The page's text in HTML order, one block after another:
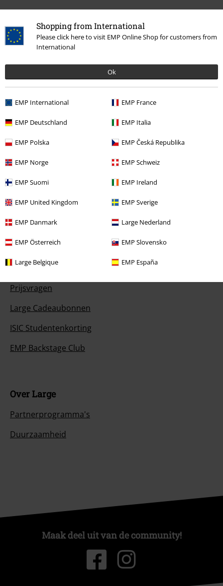
Shopping from International
Please click here to visit EMP Online Shop for customers from
International
Ok
EMP International EMP France
EMP Deutschland EMP Italia
EMP Polska EMP Česká Republika
EMP Norge EMP Schweiz
EMP Suomi EMP Ireland
EMP United Kingdom EMP Sverige
EMP Danmark Large Nederland
EMP Österreich EMP Slovensko
Large Belgique EMP España
Onze klantenservice staat voor je klaar
Bereikbaar: maandag van 09:00 uur tot 17:00 uur.Meer informatie
Service, catalogus, prijsvragen etc.
Veelgestelde vragen
Retourvoorwaarden
Retourneer item
Algemene maat info
Annuleer mijn BSC-lidmaatschap
Betaalmethodes
Overige acties
Prijsvragen
Large Cadeaubonnen
ISIC Studentenkorting
EMP Backstage Club
Over Large
Partnerprogramma's
Duurzaamheid
Maak deel uit van de community!